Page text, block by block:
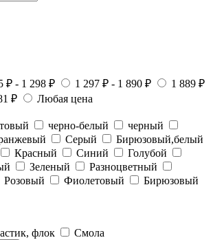
₽ - 1 298 ₽ 1 297 ₽ - 1 890 ₽
1 889 ₽
₽
Любая цена
черно-белый
черный
Серый
Бирюзовый,белый
Красный Синий
Голубой
Зеленый
Разноцветный
Розовый Фиолетовый
Бирюзовый
флок Смола